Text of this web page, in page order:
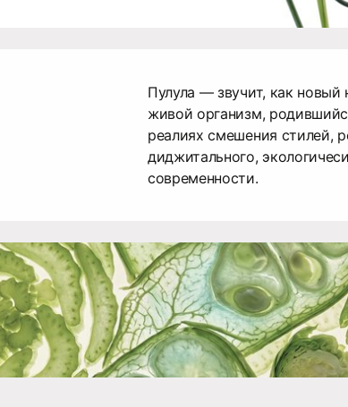
Пулула — звучит, как
живой организм,
реалиях смешения стилей,
диджитального,
современности.